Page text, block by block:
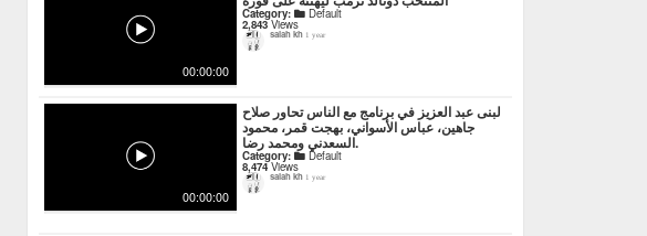
00:00:00
Category: Default
2,843Views
salah kh 1 year
00:00:00
لبنى عبد العزيز في برنامج مع الناس تحاور صلاح
جاهين، عباس الأسواني، بهجت قمر، محمود
السعدني ومحمد رضا.
Category: Default
8,474Views
salah kh 1 year